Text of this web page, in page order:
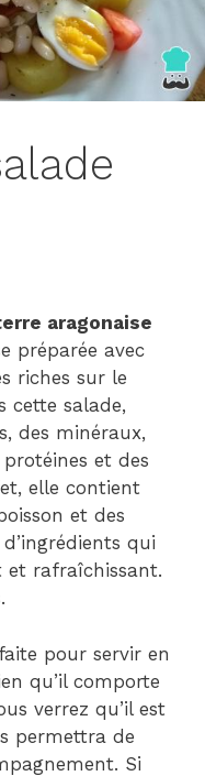
aragonaise
préparée avec
riches sur le
cette salade,
des minéraux,
et des
elle contient
et des
qui
rafraîchissant.
pour servir en
qu’il comporte
verrez qu’il est
permettra de
Si